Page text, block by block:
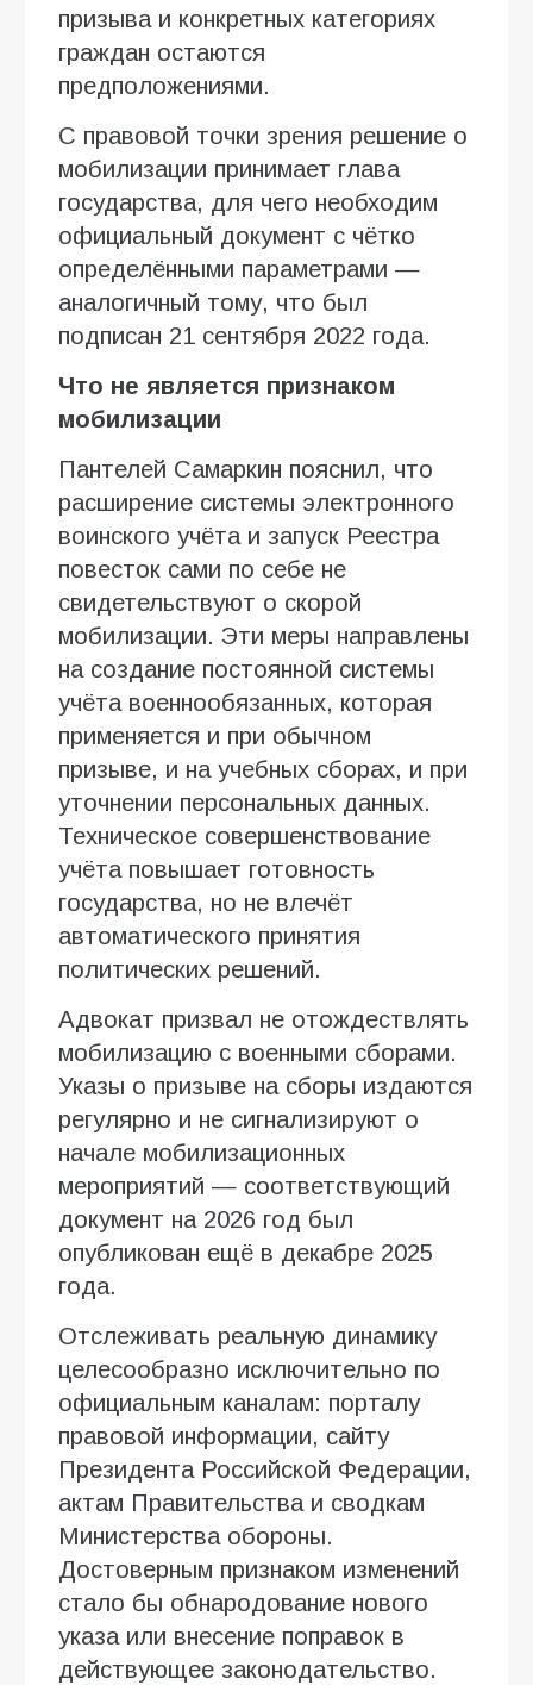
призыва и конкретных категориях
граждан остаются
предположениями.
С правовой точки зрения решение о
мобилизации принимает глава
государства, для чего необходим
официальный документ с чётко
определёнными параметрами —
аналогичный тому, что был
подписан 21 сентября 2022 года.
Что не является признаком
мобилизации
Пантелей Самаркин пояснил, что
расширение системы электронного
воинского учёта и запуск Реестра
повесток сами по себе не
свидетельствуют о скорой
мобилизации. Эти меры направлены
на создание постоянной системы
учёта военнообязанных, которая
применяется и при обычном
призыве, и на учебных сборах, и при
уточнении персональных данных.
Техническое совершенствование
учёта повышает готовность
государства, но не влечёт
автоматического принятия
политических решений.
Адвокат призвал не отождествлять
мобилизацию с военными сборами.
Указы о призыве на сборы издаются
регулярно и не сигнализируют о
начале мобилизационных
мероприятий — соответствующий
документ на 2026 год был
опубликован ещё в декабре 2025
года.
Отслеживать реальную динамику
целесообразно исключительно по
официальным каналам: порталу
правовой информации, сайту
Президента Российской Федерации,
актам Правительства и сводкам
Министерства обороны.
Достоверным признаком изменений
стало бы обнародование нового
указа или внесение поправок в
действующее законодательство.